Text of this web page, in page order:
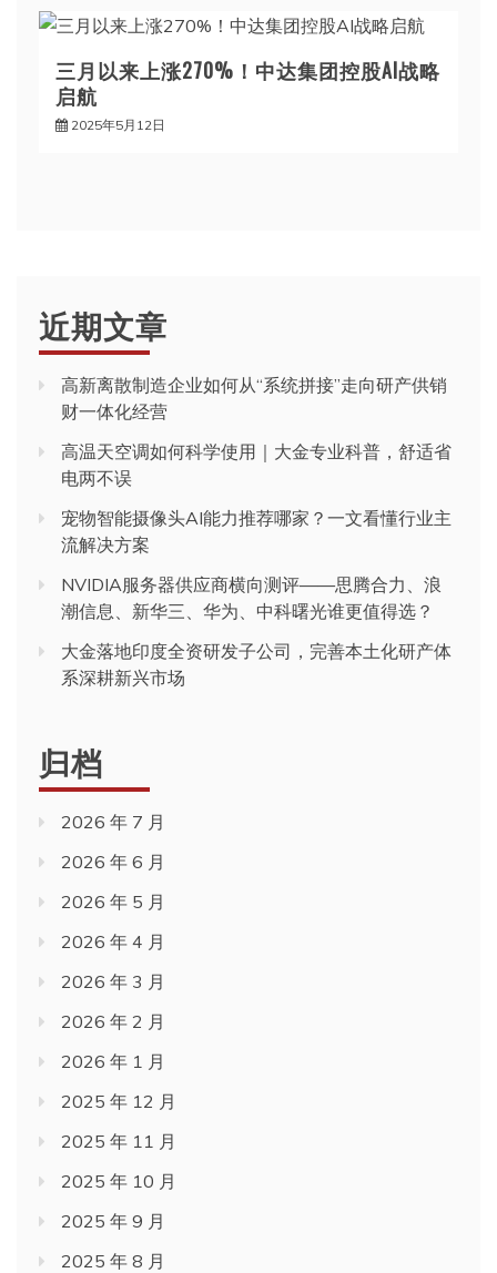
三月以来上涨270%！中达集团控股AI战略
启航
2025年5月12日
近期文章
高新离散制造企业如何从“系统拼接”走向研产供销
财一体化经营
高温天空调如何科学使用｜大金专业科普，舒适省
电两不误
宠物智能摄像头AI能力推荐哪家？一文看懂行业主
流解决方案
NVIDIA服务器供应商横向测评——思腾合力、浪
潮信息、新华三、华为、中科曙光谁更值得选？
大金落地印度全资研发子公司，完善本土化研产体
系深耕新兴市场
归档
2026 年 7 月
2026 年 6 月
2026 年 5 月
2026 年 4 月
2026 年 3 月
2026 年 2 月
2026 年 1 月
2025 年 12 月
2025 年 11 月
2025 年 10 月
2025 年 9 月
2025 年 8 月